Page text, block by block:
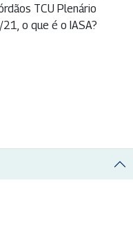
TCU Plenário
o que é o IASA?